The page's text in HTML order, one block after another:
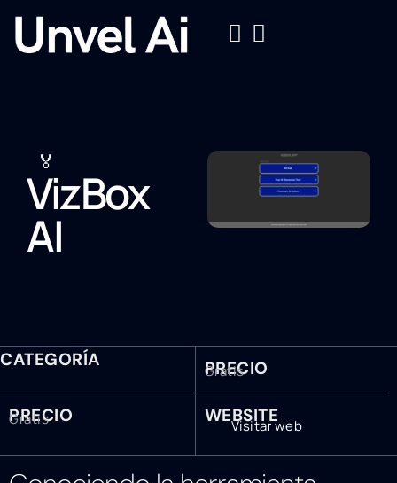
🏅
VizBox
AI
CATEGORÍA PRECIO
Gratis
PRECIO
Gratis WEBSITE
Visitar web